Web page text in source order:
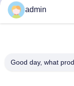
Peternakan
Dapatkan Harga
admin
Good day, what